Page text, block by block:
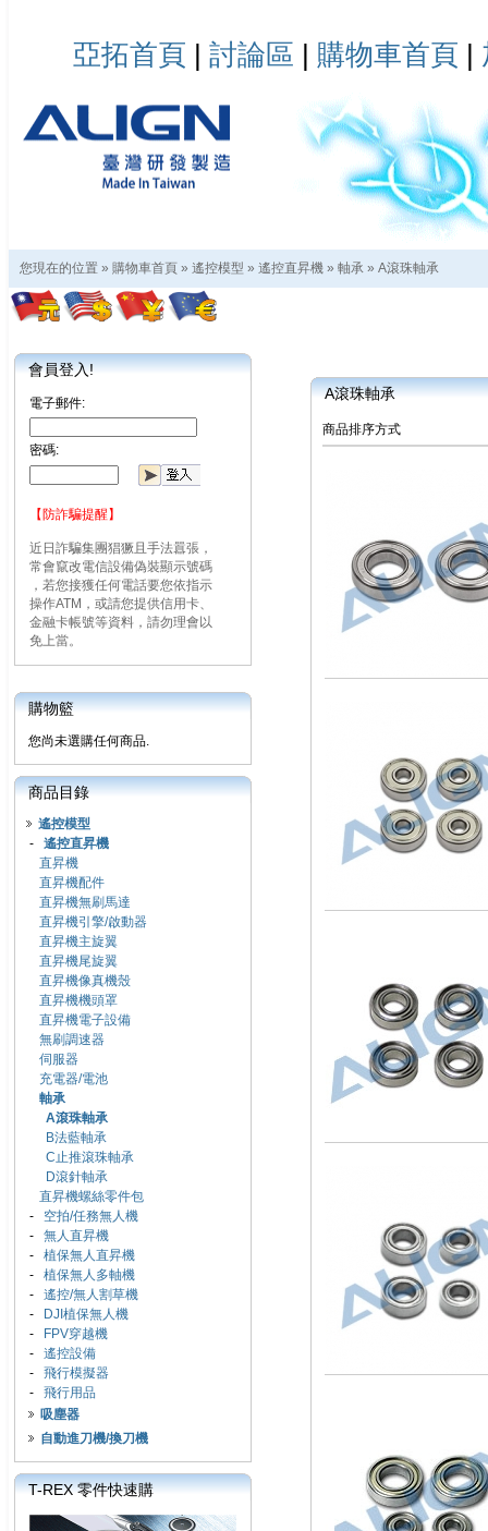
亞拓首頁 | 討論區 | 購物車首頁 |
您現在的位置 » 購物車首頁 » 遙控模型 » 遙控直昇機 » 軸承 » A滾珠軸承
會員登入!
電子郵件:
密碼:
【防詐騙提醒】
近日詐騙集團猖獗且手法囂張，
常會竄改電信設備偽裝顯示號碼
，若您接獲任何電話要您依指示
操作ATM，或請您提供信用卡、
金融卡帳號等資料，請勿理會以
免上當。
購物籃
您尚未選購任何商品.
商品目錄
遙控模型
- 遙控直昇機
直昇機
直昇機配件
直昇機無刷馬達
直昇機引擎/啟動器
直昇機主旋翼
直昇機尾旋翼
直昇機像真機殼
直昇機機頭罩
直昇機電子設備
無刷調速器
伺服器
充電器/電池
軸承
A滾珠軸承
B法藍軸承
C止推滾珠軸承
D滾針軸承
直昇機螺絲零件包
- 空拍/任務無人機
- 無人直昇機
- 植保無人直昇機
- 植保無人多軸機
- 遙控/無人割草機
-
DJI植保無人機
-
FPV穿越機
- 遙控設備
- 飛行模擬器
- 飛行用品
吸塵器
自動進刀機/換刀機
T-REX 零件快速購
A滾珠軸承
商品排序方式